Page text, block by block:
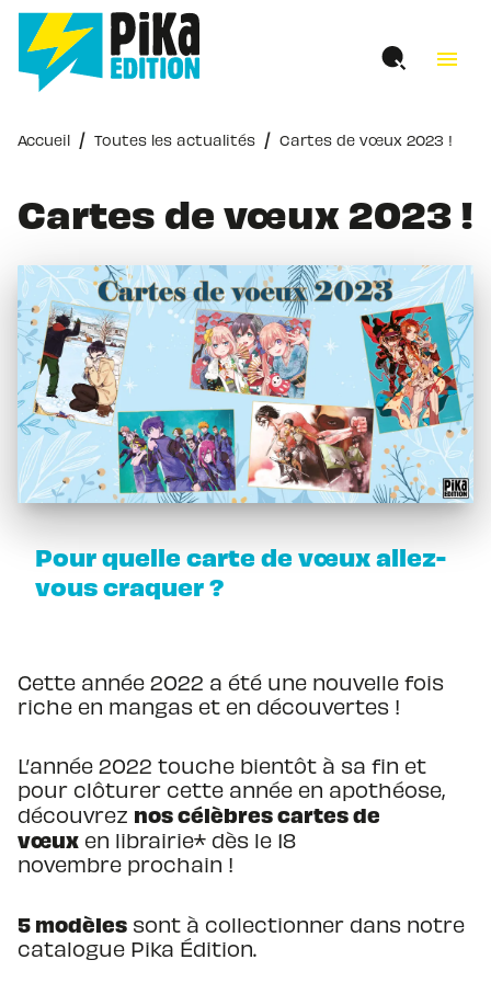
MENU RECHERCHE
PIED DE PAGE
menu
Accueil / Toutes les actualités / Cartes de vœux 2023 !
Cartes de vœux 2023 !
Pour quelle carte de vœux allez-
vous craquer ?
Cette année 2022 a été une nouvelle fois
riche en mangas et en découvertes !
L’année 2022 touche bientôt à sa fin et
pour clôturer cette année en apothéose,
découvrez nos célèbres cartes de
vœux en librairie* dès le 18
novembre prochain !
5 modèles sont à collectionner dans notre
catalogue Pika Édition.